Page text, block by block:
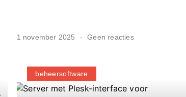
1 november 2025 Geen reacties
beheersoftware